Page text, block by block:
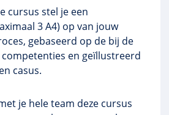
cursus stel je een
3 A4) op van jouw
gebaseerd op de bij de
en geïllustreerd
casus.
je hele team deze cursus